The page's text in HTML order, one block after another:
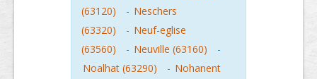
(63120)
- Neschers
(63320)
- Neuf-eglise
(63560)
- Neuville (63160)
-
Noalhat (63290)
- Nohanent